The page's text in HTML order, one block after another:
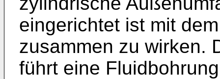
eingerichtet ist mit
zusammen zu wirken.
führt eine